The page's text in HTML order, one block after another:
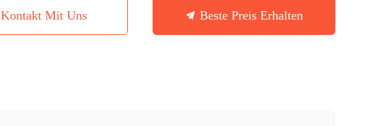
Kontakt Mit Uns Beste Preis Erhalten